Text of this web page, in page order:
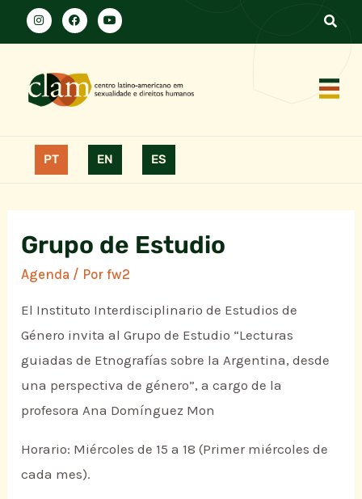
PT EN ES
Grupo de Estudio
Agenda / Porfw2
El Instituto Interdisciplinario de Estudios de
Género invita al Grupo de Estudio “Lecturas
guiadas de Etnografías sobre la Argentina, desde
una perspectiva de género”, a cargo de la
profesora Ana Domínguez Mon
Horario: Miércoles de 15 a 18 (Primer miércoles de
cada mes).